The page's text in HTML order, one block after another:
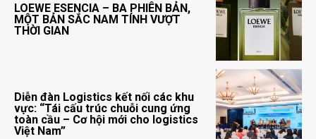
LOEWE ESENCIA – BA PHIÊN BẢN,
MỘT BẢN SẮC NAM TÍNH VƯỢT
THỜI GIAN
Diễn đàn Logistics kết nối các khu
vực: “Tái cấu trúc chuỗi cung ứng
toàn cầu – Cơ hội mới cho logistics
Việt Nam”